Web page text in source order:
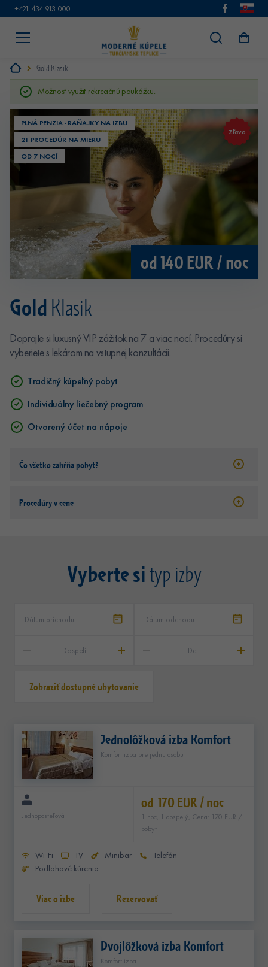
+421 434 913 000
Gold Klasik
Možnosť využiť rekreačnú poukážku.
PLNÁ PENZIA · RAŇAJKY NA IZBU
21 PROCEDÚR NA MIERU
OD 7 NOCÍ
od 140 EUR / noc
Zľava
Gold Klasik
Doprajte si luxusný VIP zážitok na 7 a viac nocí. Procedúry si
vyberiete s lekárom na vstupnej konzultácii.
Tradičný kúpeľný pobyt
Individuálny liečebný program
Otvorený účet na nápoje
Čo všetko zahŕňa pobyt?
Procedúry v cene
Vyberte si typ izby
Dospelí Deti
Zobraziť dostupné ubytovanie
Jednolôžková izba Komfort
Komfort izba pre jednu osobu
Jednoposteľová
od 170 EUR / noc
1 noc, 1 dospelý, Cena: 170 EUR /
pobyt
Wi-Fi TV Minibar
Telefón
Podlahové kúrenie
Rezervovať
Dvojlôžková izba Komfort
Komfort izba